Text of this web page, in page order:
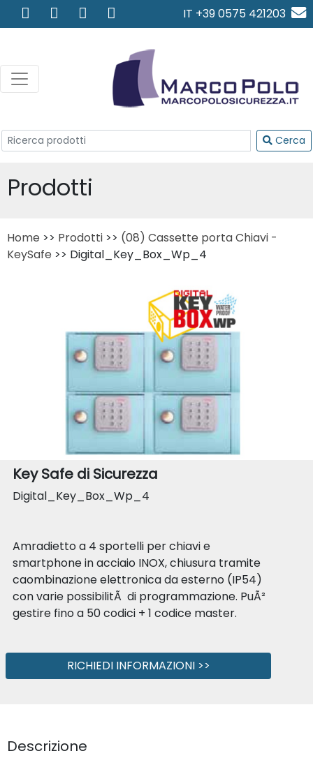
IT +39 0575 421203
Cerca
Prodotti
Home >> Prodotti >> (08) Cassette porta Chiavi -
KeySafe >> Digital_Key_Box_Wp_4
Key Safe di Sicurezza
Digital_Key_Box_Wp_4
Amradietto a 4 sportelli per chiavi e
smartphone in acciaio INOX, chiusura tramite
caombinazione elettronica da esterno (IP54)
con varie possibilitÃ di programmazione. PuÃ²
gestire fino a 50 codici + 1 codice master.
RICHIEDI INFORMAZIONI >>
Descrizione